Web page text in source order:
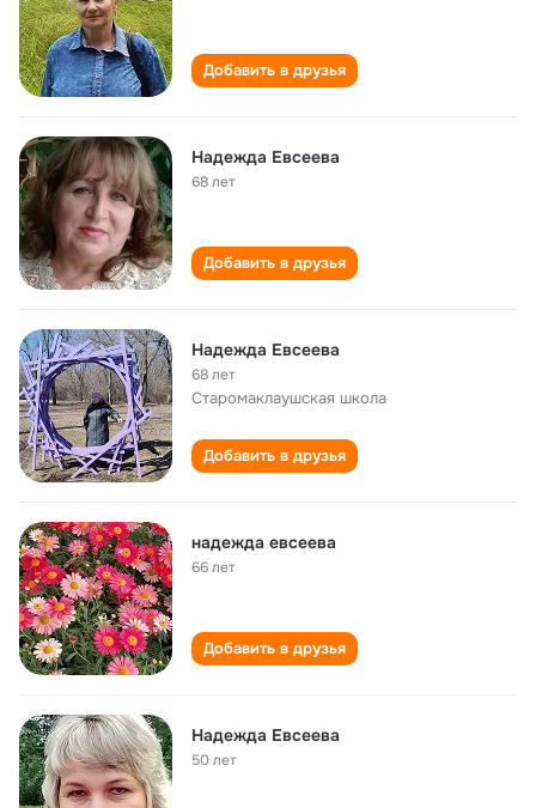
Добавить в друзья
Надежда Евсеева
68 лет
Добавить в друзья
Надежда Евсеева
68 лет
Старомаклаушская школа
Добавить в друзья
надежда евсеева
66 лет
Добавить в друзья
Надежда Евсеева
50 лет